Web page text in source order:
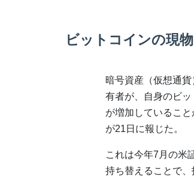
ビットコインの現
暗号資産（仮想通
有者が、自身のビ
が増加していること
が21日に報じた。
これは今年7月の米
持ち替えることで